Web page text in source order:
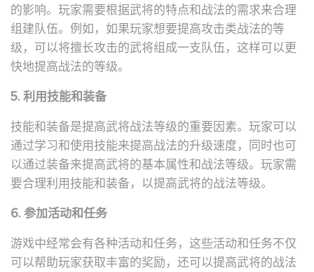
的影响。玩家需要根据武将的特点和战法的需求来合理
组建队伍。例如，如果玩家想要提高攻击类战法的等
级，可以将擅长攻击的武将组成一支队伍，这样可以更
快地提高战法的等级。
5. 利用技能和装备
技能和装备是提高武将战法等级的重要因素。玩家可以
通过学习和使用技能来提高战法的升级速度，同时也可
以通过装备来提高武将的基本属性和战法等级。玩家需
要合理利用技能和装备，以提高武将的战法等级。
6. 参加活动和任务
游戏中经常会有各种活动和任务，这些活动和任务不仅
可以帮助玩家获取丰富的奖励，还可以提高武将的战法